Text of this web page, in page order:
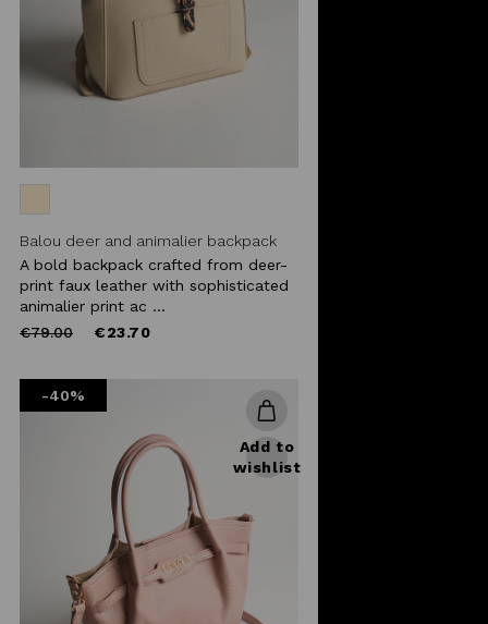
Balou deer and animalier backpack
A bold backpack crafted from deer-
print faux leather with sophisticated
animalier print ac ...
Price
€79.00to €23.70
-40%
Add to
wishlist